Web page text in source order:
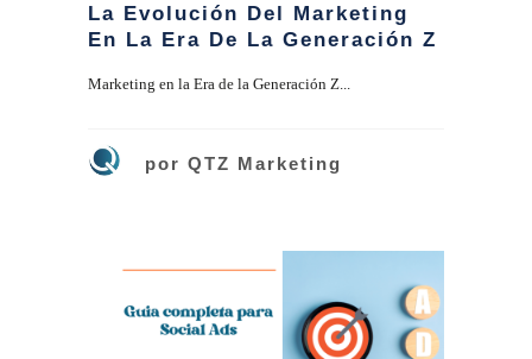
La Evolución Del Marketing
En La Era De La Generación Z
Marketing en la Era de la Generación Z...
por QTZ Marketing